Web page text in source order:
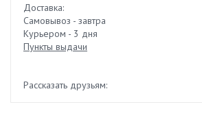
Доставка:
Самовывоз - завтра
Курьером - 3 дня
Пункты выдачи
Рассказать друзьям: